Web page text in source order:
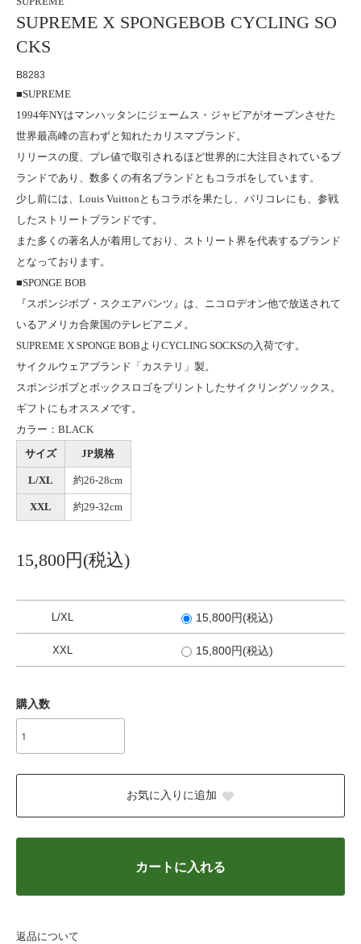
SUPREME X SPONGEBOB CYCLING SO
CKS
B8283
■SUPREME
1994年NYはマンハッタンにジェームス・ジャビアがオープンさせた
世界最高峰の言わずと知れたカリスマブランド。
リリースの度、プレ値で取引されるほど世界的に大注目されているブ
ランドであり、数多くの有名ブランドともコラボをしています。
少し前には、Louis Vuittonともコラボを果たし、パリコレにも、参戦
したストリートブランドです。
また多くの著名人が着用しており、ストリート界を代表するブランド
となっております。
■SPONGE BOB
『スポンジボブ・スクエアパンツ』は、ニコロデオン他で放送されて
いるアメリカ合衆国のテレビアニメ。
SUPREME X SPONGE BOBよりCYCLING SOCKSの入荷です。
サイクルウェアブランド「カステリ」製。
スポンジボブとボックスロゴをプリントしたサイクリングソックス。
ギフトにもオススメです。
カラー：BLACK
サイズ
JP規格
L/XL 約26-28cm
XXL 約29-32cm
15,800円(税込)
L/XL 15,800円(税込)
XXL 15,800円(税込)
購入数
お気に入りに追加
カートに入れる
返品について